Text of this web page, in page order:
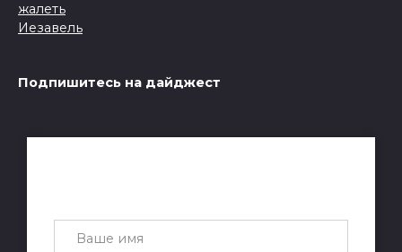
Подпишитесь на дайджест